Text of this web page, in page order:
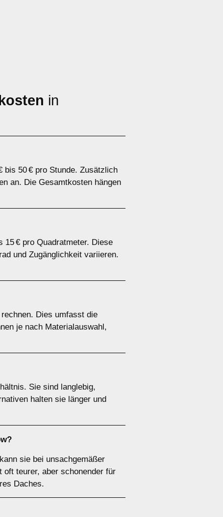
in
bis 50 € pro Stunde. Zusätzlich
an. Die Gesamtkosten hängen
15 € pro Quadratmeter. Diese
und Zugänglichkeit variieren.
Dies umfasst die
je nach Materialauswahl,
Sie sind langlebig,
halten sie länger und
sie bei unsachgemäßer
oft teurer, aber schonender für
Daches.